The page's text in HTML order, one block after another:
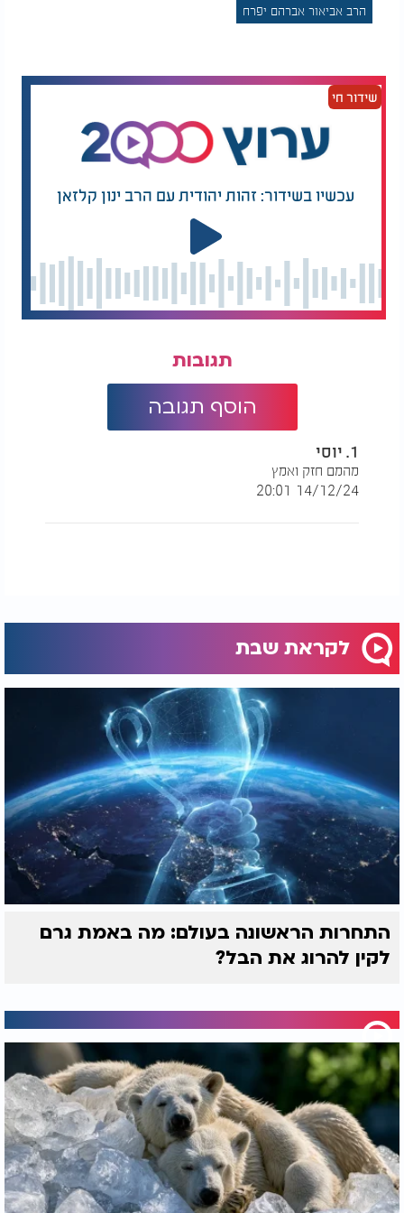
אכילתוברכת המזוןכיון שבפועל אכל שיעור של
קביעות סעודה.
[מקורות: שולחן ערוך סימן קסח סעיף ו, הליכות ברכות
סימן קסח סעיפים א - י'].
הרב אביאור אברהם יפרח
שידור חי
עכשיו בשידור: זהות יהודית עם הרב ינון קלזאן
תגובות
הוסף תגובה
1. יוסי
מהמם חזק ואמץ
14/12/24 20:01
לקראת שבת
התחרות הראשונה בעולם: מה באמת גרם
לקין להרוג את הבל?